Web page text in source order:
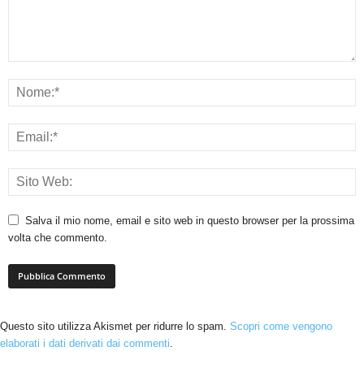
Salva il mio nome, email e sito web in questo browser per la prossima
volta che commento.
Questo sito utilizza Akismet per ridurre lo spam. Scopri come vengono
elaborati i dati derivati dai commenti.